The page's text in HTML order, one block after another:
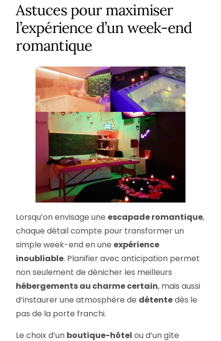
Astuces pour maximiser
l’expérience d’un week-end
romantique
Lorsqu’on envisage une escapade romantique,
chaque détail compte pour transformer un
simple week-end en une expérience
inoubliable. Planifier avec anticipation permet
non seulement de dénicher les meilleurs
hébergements au charme certain, mais aussi
d’instaurer une atmosphère de détentedès le
pas de la porte franchi.
Le choix d’un boutique-hôtel ou d’un gîte